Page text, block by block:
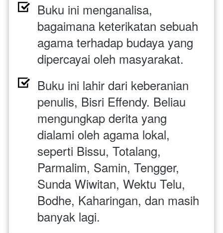
Buku ini menganalisa,
bagaimana keterikatan sebuah
agama terhadap budaya yang
dipercayai oleh masyarakat.
Buku ini lahir dari keberanian
penulis, Bisri Effendy. Beliau
mengungkap derita yang
dialami oleh agama lokal,
seperti Bissu, Totalang,
Parmalim, Samin, Tengger,
Sunda Wiwitan, Wektu Telu,
Bodhe, Kaharingan, dan masih
banyak lagi.